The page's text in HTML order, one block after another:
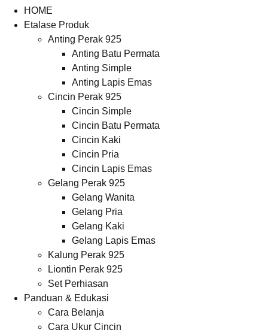
HOME
Etalase Produk
Anting Perak 925
Anting Batu Permata
Anting Simple
Anting Lapis Emas
Cincin Perak 925
Cincin Simple
Cincin Batu Permata
Cincin Kaki
Cincin Pria
Cincin Lapis Emas
Gelang Perak 925
Gelang Wanita
Gelang Pria
Gelang Kaki
Gelang Lapis Emas
Kalung Perak 925
Liontin Perak 925
Set Perhiasan
Panduan & Edukasi
Cara Belanja
Cara Ukur Cincin